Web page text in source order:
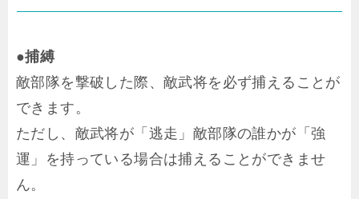
●捕縛
敵部隊を撃破した際、敵武将を必ず捕えることが
できます。
ただし、敵武将が「逃走」敵部隊の誰かが「強
運」を持っている場合は捕えることができませ
ん。